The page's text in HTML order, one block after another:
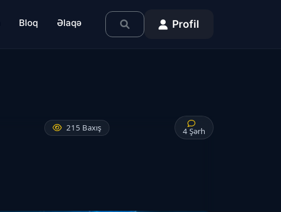
Bloq Əlaqə Profil
215 Baxış 4 Şərh